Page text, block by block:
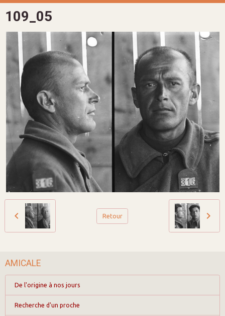
109_05
Retour
AMICALE
De l'origine à nos jours
Recherche d'un proche